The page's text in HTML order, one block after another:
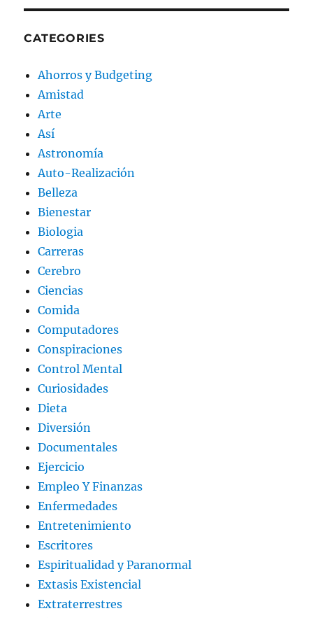
CATEGORIES
Ahorros y Budgeting
Amistad
Arte
Así
Astronomía
Auto-Realización
Belleza
Bienestar
Biologia
Carreras
Cerebro
Ciencias
Comida
Computadores
Conspiraciones
Control Mental
Curiosidades
Dieta
Diversión
Documentales
Ejercicio
Empleo Y Finanzas
Enfermedades
Entretenimiento
Escritores
Espiritualidad y Paranormal
Extasis Existencial
Extraterrestres